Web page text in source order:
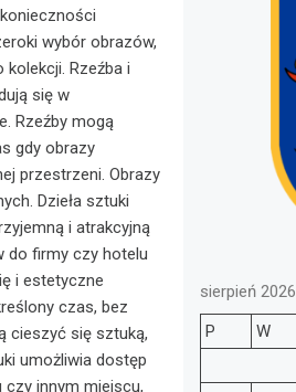
wybór obrazów,
Rzeźba i
się w
Rzeźby mogą
gdy obrazy
przestrzeni. Obrazy
Dzieła sztuki
i atrakcyjną
do firmy czy hotelu
i estetyczne
czas, bez
cieszyć się sztuką,
umożliwia dostęp
innym miejscu,
sierpień 2026
P
W